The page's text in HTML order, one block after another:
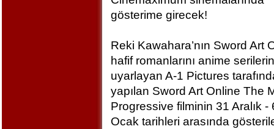
gösterime girecek!
Reki Kawahara’nın Sword Art
hafif romanlarını anime
uyarlayan A-1 Pictures
yapılan Sword Art Online The
Progressive filminin 31 Aralık -
Ocak tarihleri arasında